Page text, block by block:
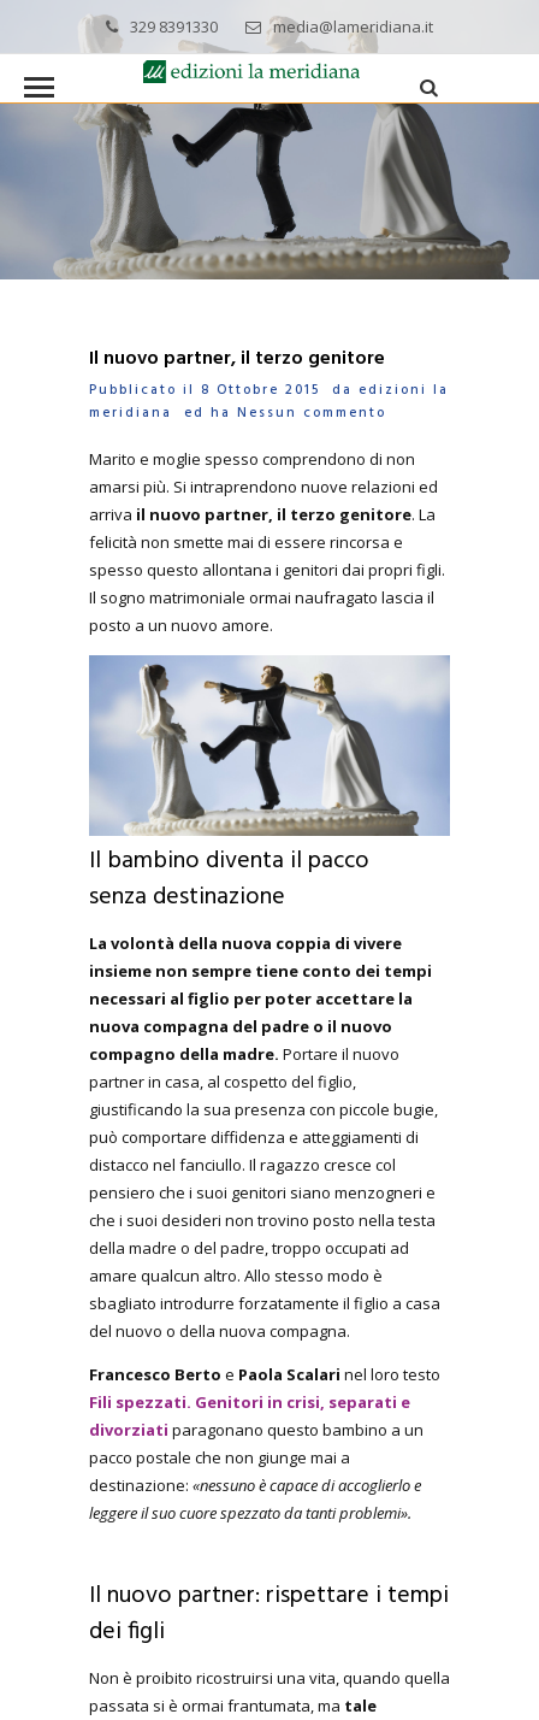
329 8391330 media@lameridiana.it
Il nuovo partner, il terzo genitore
Pubblicato il 8 Ottobre 2015 da edizioni la
meridiana
ed ha Nessun commento
Marito e moglie spesso comprendono di non
amarsi più. Si intraprendono nuove relazioni ed
arriva il nuovo partner, il terzo genitore. La
felicità non smette mai di essere rincorsa e
spesso questo allontana i genitori dai propri figli.
Il sogno matrimoniale ormai naufragato lascia il
posto a un nuovo amore.
Il bambino diventa il pacco
senza destinazione
La volontà della nuova coppia di vivere
insieme non sempre tiene conto dei tempi
necessari al figlio per poter accettare la
nuova compagna del padre o il nuovo
compagno della madre. Portare il nuovo
partner in casa, al cospetto del figlio,
giustificando la sua presenza con piccole bugie,
può comportare diffidenza e atteggiamenti di
distacco nel fanciullo. Il ragazzo cresce col
pensiero che i suoi genitori siano menzogneri e
che i suoi desideri non trovino posto nella testa
della madre o del padre, troppo occupati ad
amare qualcun altro. Allo stesso modo è
sbagliato introdurre forzatamente il figlio a casa
del nuovo o della nuova compagna.
Francesco Berto e Paola Scalari nel loro testo
Fili spezzati. Genitori in crisi, separati e
divorziati paragonano questo bambino a un
pacco postale che non giunge mai a
destinazione: «nessuno è capace di accoglierlo e
leggere il suo cuore spezzato da tanti problemi».
Il nuovo partner: rispettare i tempi
dei figli
Non è proibito ricostruirsi una vita, quando quella
passata si è ormai frantumata, ma tale